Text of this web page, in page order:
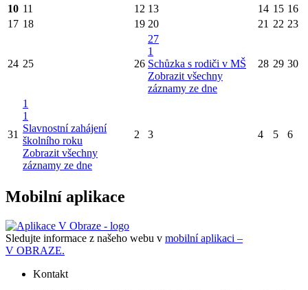
10 11 12 13 14 15 16
17 18 19 20 21 22 23
24 25 26
27
1
Schůzka s rodiči v MŠ
Zobrazit všechny
záznamy ze dne
28 29 30
31
1
1
Slavnostní zahájení
školního roku
Zobrazit všechny
záznamy ze dne
2 3 4 5 6
Mobilní aplikace
Sledujte informace z našeho webu v mobilní aplikaci –
V OBRAZE.
Kontakt